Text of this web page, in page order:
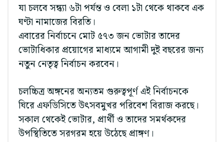
যা চলবে সন্ধ্যা ৬টা পর্যন্ত ও বেলা ১টা থেকে থাকবে এক
ঘণ্টা নামাজের বিরতি।
এবারের নির্বাচনে মোট ৫৭৩ জন ভোটার তাদের
ভোটাধিকার প্রয়োগের মাধ্যমে আগামী দুই বছরের জন্য
নতুন নেতৃত্ব নির্বাচন করবেন।
চলচ্চিত্র অঙ্গনের অন্যতম গুরুত্বপূর্ণ এই নির্বাচনকে
ঘিরে এফডিসিতে উৎসবমুখর পরিবেশ বিরাজ করছে।
সকাল থেকেই ভোটার, প্রার্থী ও তাদের সমর্থকদের
উপস্থিতিতে সরগরম হয়ে উঠেছে প্রাঙ্গণ।